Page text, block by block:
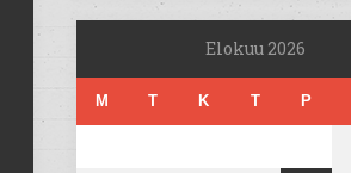
Elokuu 2026
M T K T P